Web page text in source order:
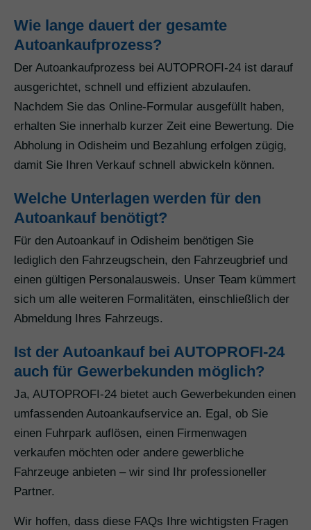
Wie lange dauert der gesamte
Autoankaufprozess?
Der Autoankaufprozess bei AUTOPROFI-24 ist darauf
ausgerichtet, schnell und effizient abzulaufen.
Nachdem Sie das Online-Formular ausgefüllt haben,
erhalten Sie innerhalb kurzer Zeit eine Bewertung. Die
Abholung in Odisheim und Bezahlung erfolgen zügig,
damit Sie Ihren Verkauf schnell abwickeln können.
Welche Unterlagen werden für den
Autoankauf benötigt?
Für den Autoankauf in Odisheim benötigen Sie
lediglich den Fahrzeugschein, den Fahrzeugbrief und
einen gültigen Personalausweis. Unser Team kümmert
sich um alle weiteren Formalitäten, einschließlich der
Abmeldung Ihres Fahrzeugs.
Ist der Autoankauf bei AUTOPROFI-24
auch für Gewerbekunden möglich?
Ja, AUTOPROFI-24 bietet auch Gewerbekunden einen
umfassenden Autoankaufservice an. Egal, ob Sie
einen Fuhrpark auflösen, einen Firmenwagen
verkaufen möchten oder andere gewerbliche
Fahrzeuge anbieten – wir sind Ihr professioneller
Partner.
Wir hoffen, dass diese FAQs Ihre wichtigsten Fragen